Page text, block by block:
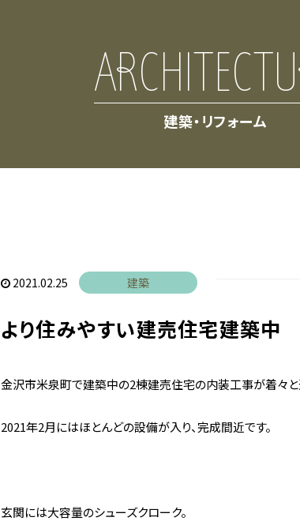
建築・リフォーム
2021.02.25 建築
より住みやすい建売住宅建築中
金沢市米泉町で建築中の2棟建売住宅の内装工事が着々と
2021年2月にはほとんどの設備が入り、完成間近です。
玄関には大容量のシューズクローク。